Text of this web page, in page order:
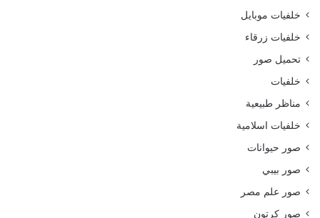
خلفيات موبايل
خلفيات زرقاء
تحميل صور
خلفيات
مناظر طبيعية
خلفيات اسلامية
صور حيوانات
صور بيبي
صور علم مصر
صور كرتون